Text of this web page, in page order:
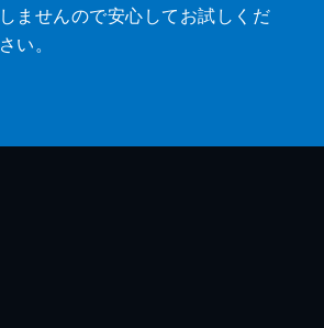
しませんので安心してお試しくだ
さい。